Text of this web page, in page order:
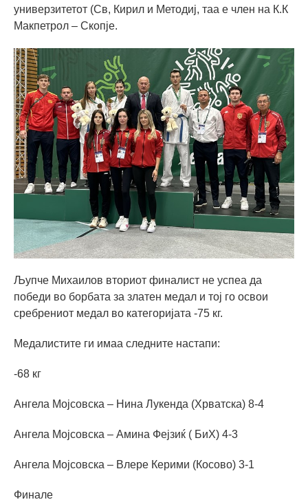
универзитетот (Св, Кирил и Методиј, таа е член на К.К
Макпетрол – Скопје.
Љупче Михаилов вториот финалист не успеа да
победи во борбата за златен медал и тој го освои
сребрениот медал во категоријата -75 кг.
Медалистите ги имаа следните настапи:
-68 кг
Ангела Мојсовска – Нина Лукенда (Хрватска) 8-4
Ангела Мојсовска – Амина Фејзиќ ( БиХ) 4-3
Ангела Мојсовска – Влере Керими (Косово) 3-1
Финале